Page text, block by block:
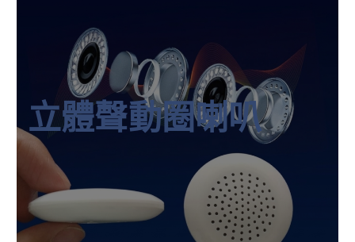
立體聲動圈喇叭